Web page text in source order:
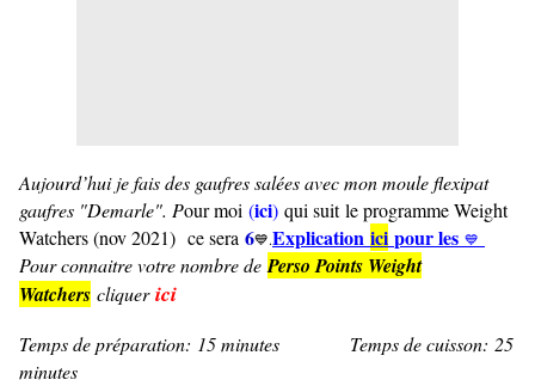
Aujourd’hui je fais des gaufres salées avec mon moule flexipat
gaufres "Demarle". Pour moi (ici) qui suit le programme Weight
Watchers (nov 2021) ce sera 6💙.Explication ici pour les 💙
Pour connaitre votre nombre de Perso Points Weight
Watchers cliquer ici
Temps de préparation: 15 minutes Temps de cuisson: 25
minutes